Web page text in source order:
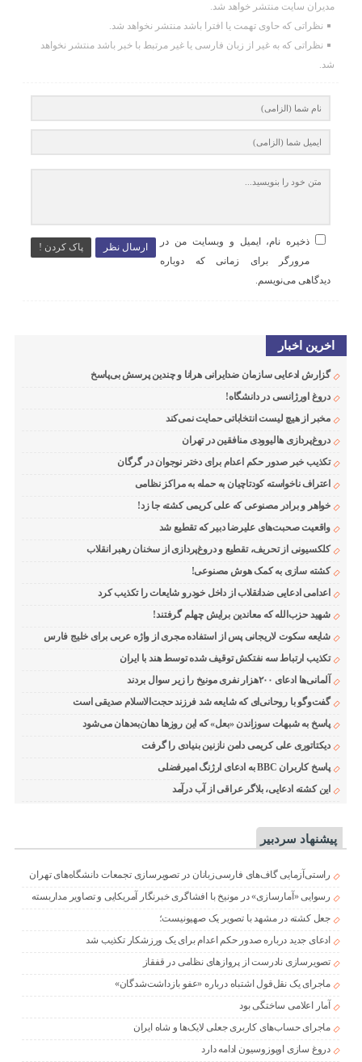
مدیران سایت منتشر خواهد شد.
نظراتی که حاوی تهمت یا افترا باشد منتشر نخواهد شد.
نظراتی که به غیر از زبان فارسی یا غیر مرتبط با خبر باشد منتشر نخواهد
شد.
ارسال نظر پاک کردن !
ذخیره نام، ایمیل و وبسایت من در
مرورگر برای زمانی که دوباره
دیدگاهی می‌نویسم.
اخرین اخبار
گزارش ادعایی سازمان ضدایرانی هرانا و چندین پرسش بی‌پاسخ
دروغ اورژانسی در دانشگاه!
مخبر از هیچ لیست انتخاباتی حمایت نمی‌کند
دروغ‌پردازی هالیوودی منافقین در تهران
تکذیب خبر صدور حکم اعدام برای دختر نوجوان در گرگان
اعتراف ناخواسته کودتاچیان به حمله به مراکز نظامی
خواهر و برادر مصنوعی که علی کریمی کشته جا زد!
واقعیت صحبت‌های علیرضا دبیر که تقطیع شد
کلکسیونی از تحریف، تقطیع و دروغ‌پردازی از سخنان رهبر انقلاب
کشته سازی به کمک هوش مصنوعی!
اعدامی ادعایی ضدانقلاب از داخل خودرو شایعات را تکذیب کرد
شهید حزب‌الله که معاندین برایش چهلم گرفتند!
شایعه سکوت لاریجانی پس از استفاده مجری از واژه عربی برای خلیج فارس
تکذیب ارتباط سه نفتکش توقیف شده توسط هند با ایران
آلمانی‌ها ادعای ۲۰۰هزار نفری مونیخ را زیر سوال بردند
گفت‌وگو با روحانی‌ای که شایعه شد فرزند حجت‌الاسلام صدیقی است
پاسخ به شبهات سوزاندن «بعل» که این روزها دهان‌به‌دهان می‌شود
دیکتاتوری علی کریمی دامن نازنین بنیادی را گرفت
پاسخ کاربران BBC به ادعای ارژنگ امیرفضلی
این کشته ادعایی، بلاگر عراقی از آب درآمد
پیشنهاد سردبیر
راستی‌آزمایی گاف‌های فارسی‌زبانان در تصویرسازی تجمعات دانشگاه‌های تهران
رسوایی «آمارسازی» در مونیخ با افشاگری خبرنگار آمریکایی و تصاویر مداربسته
جعل کشته در مشهد با تصویر یک صهیونیست؛
ادعای جدید درباره صدور حکم اعدام برای یک ورزشکار تکذیب شد
تصویرسازی نادرست از پروازهای نظامی در قفقاز
ماجرای یک نقل‌قول اشتباه درباره «عفو بازداشت‌شدگان»
آمار اعلامی ساختگی بود
ماجرای حساب‌های کاربری جعلی لایک‌ها و شاه ایران
دروغ سازی اوپوزوسیون ادامه دارد